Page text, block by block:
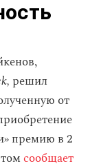
решил
от
премию в 2
сообщает